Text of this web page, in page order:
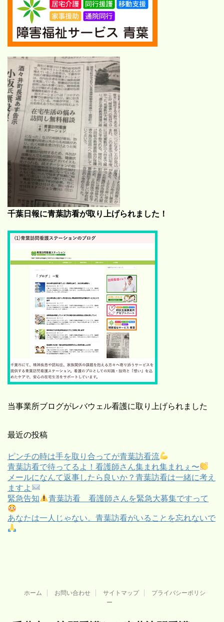
千葉日報に青葉訪看が取り上げられました！
当事業所ブログがレバウェル看護に取り上げられました
最近の投稿
ピンチの時は手を取り合ってが青葉訪看流
青葉訪看で待ってるよ！看護師さん集まれ集まれぇ〜
メールになんて返事したら良いか？青葉訪看は一緒に考え
ますよ
緊急告知
青葉訪看 看護師さんを緊急大募集ですって
あなたは一人じゃない。青葉訪看がいることを忘れないで
ホーム お問い合わせ サイトマップ
プライバシーポリシ
ー